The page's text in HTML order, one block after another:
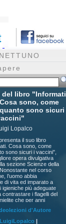
del libro "Informati
sono, come
sono sicuri
Lopalco
il suo libro
Cosa sono, come
sono sicuri i vaccini",
opera divulgativa
sezione Scienze della
nel corso
l’uomo abbia
di vita ed imparato a
igieniche più adeguate
contrastare i flagelli del
che per anni
ha dato nuove
di sviluppo degli
d'Autore
|